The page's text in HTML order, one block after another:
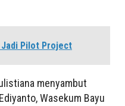
Jadi Pilot Project
menyambut
Wasekum Bayu